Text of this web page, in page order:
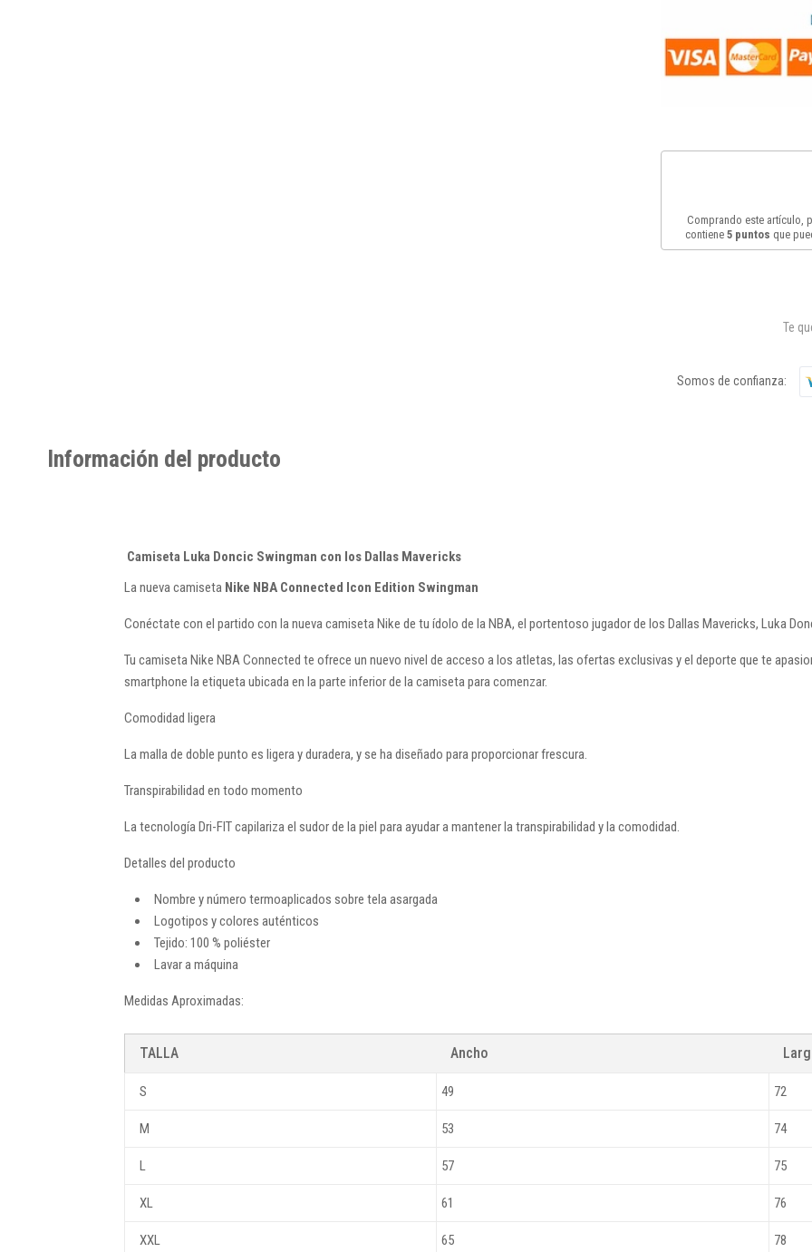
Comprando este artículo,
contiene 5puntos que
Te
Somos de confianza:
Información del producto
Camiseta Luka Doncic Swingman con los Dallas Mavericks
La nueva camiseta Nike NBA Connected Icon Edition Swingman
Conéctate con el partido con la nueva camiseta Nike de tu ídolo de la NBA, el portentoso jugador de los Dallas Mavericks, Luka
Tu camiseta Nike NBA Connected te ofrece un nuevo nivel de acceso a los atletas, las ofertas exclusivas y el deporte que te
smartphone la etiqueta ubicada en la parte inferior de la camiseta para comenzar.
Comodidad ligera
La malla de doble punto es ligera y duradera, y se ha diseñado para proporcionar frescura.
Transpirabilidad en todo momento
La tecnología Dri-FIT capilariza el sudor de la piel para ayudar a mantener la transpirabilidad y la comodidad.
Detalles del producto
Nombre y número termoaplicados sobre tela asargada
Logotipos y colores auténticos
Tejido: 100 % poliéster
Lavar a máquina
Medidas Aproximadas:
TALLA Ancho
S 49 72
M 53 74
L 57 75
XL 61 76
XXL 65 78